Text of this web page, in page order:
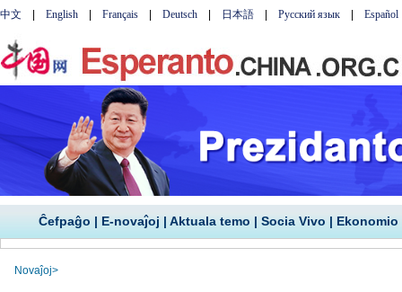
Ĉefpaĝo | E-novaĵoj | Aktuala temo | Socia Vivo | Ekonomio
Novaĵoj>